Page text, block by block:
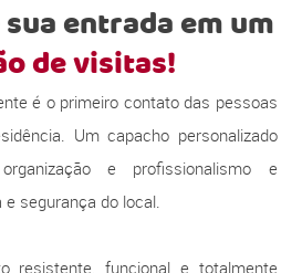
entrada em um
de visitas!
é o primeiro contato das pessoas
Um capacho personalizado
e profissionalismo e
segurança do local.
resistente, funcional e totalmente